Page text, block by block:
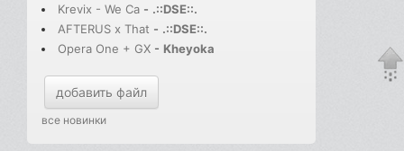
Krevix - We Ca - .::DSE::.
AFTERUS x That - .::DSE::.
Opera One + GX - Kheyoka
добавить файл
все новинки